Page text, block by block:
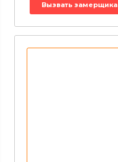
Вызвать замерщика